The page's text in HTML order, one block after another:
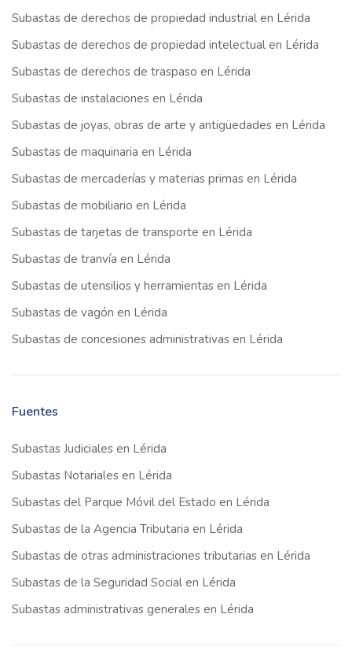
Subastas de derechos de propiedad industrial en Lérida
Subastas de derechos de propiedad intelectual en Lérida
Subastas de derechos de traspaso en Lérida
Subastas de instalaciones en Lérida
Subastas de joyas, obras de arte y antigüedades en Lérida
Subastas de maquinaria en Lérida
Subastas de mercaderías y materias primas en Lérida
Subastas de mobiliario en Lérida
Subastas de tarjetas de transporte en Lérida
Subastas de tranvía en Lérida
Subastas de utensilios y herramientas en Lérida
Subastas de vagón en Lérida
Subastas de concesiones administrativas en Lérida
Fuentes
Subastas Judiciales en Lérida
Subastas Notariales en Lérida
Subastas del Parque Móvil del Estado en Lérida
Subastas de la Agencia Tributaria en Lérida
Subastas de otras administraciones tributarias en Lérida
Subastas de la Seguridad Social en Lérida
Subastas administrativas generales en Lérida